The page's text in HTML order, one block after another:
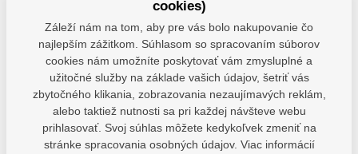
•1x dvoupásmové (2,4/5,0 GHz) bezdrátové rozhraní
802.11b/g/n s technologií Bluetooth® Low Energy
Podpora bezdrátového připojení
•Ano
Možnost mobilního tisku
•Apple AirPrint™
•Aplikace HP Smart
cookies)
Záleží nám na tom, aby pre vás bolo nakupovanie čo
najlepším zážitkom. Súhlasom so spracovaním súborov
cookies nám umožníte poskytovať vám zmysluplné a
užitočné služby na základe vašich údajov, šetriť vás
zbytočného klikania, zobrazovania nezaujímavých reklám,
alebo taktiež nutnosti sa pri každej návšteve webu
prihlasovať. Svoj súhlas môžete kedykoľvek zmeniť na
stránke spracovania osobných údajov. Viac informácií